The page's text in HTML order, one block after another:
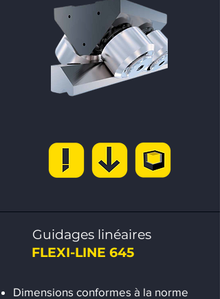
Guidages linéaires
FLEXI-LINE 645
Dimensions conformes à la norme